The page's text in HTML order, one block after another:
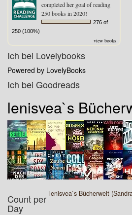
completed her goal of reading
250 books in 2020!
276 of
250 (100%)
view books
Ich bei Lovelybooks
Powered by LovelyBooks
Ich bei Goodreads
lenisvea`s
lenisvea`s Bücherwelt
Count per
Day